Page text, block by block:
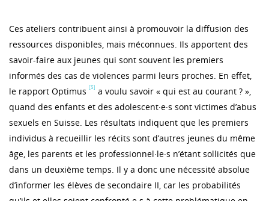
Ces ateliers contribuent ainsi à promouvoir la diffusion des
ressources disponibles, mais méconnues. Ils apportent des
savoir-faire aux jeunes qui sont souvent les premiers
informés des cas de violences parmi leurs proches. En effet,
le rapport Optimus [5] a voulu savoir « qui est au courant ? »,
quand des enfants et des adolescent·e·s sont victimes d’abus
sexuels en Suisse. Les résultats indiquent que les premiers
individus à recueillir les récits sont d’autres jeunes du même
âge, les parents et les professionnel·le·s n’étant sollicités que
dans un deuxième temps. Il y a donc une nécessité absolue
d’informer les élèves de secondaire II, car les probabilités